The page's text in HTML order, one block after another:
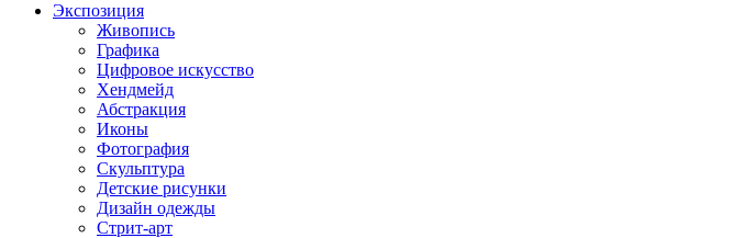
Экспозиция
Живопись
Графика
Цифровое искусство
Хендмейд
Абстракция
Иконы
Фотография
Скульптура
Детские рисунки
Дизайн одежды
Стрит-арт